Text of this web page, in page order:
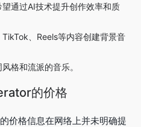
通过AI技术提升创作效率和质
、Reels等内容创建背景音
格和流派的音乐。
的价格
价格信息在网络上并未明确提